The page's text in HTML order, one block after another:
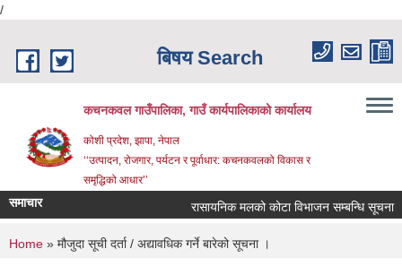
/
बिषय Search
कचनकवल गाउँपालिका, गाउँ कार्यपालिकाको कार्यालय
कोशी प्रदेश, झापा, नेपाल
‘‘उत्पादन, रोजगार, पर्यटन र पूर्वाधार: कचनकवलको विकास र
समृद्धिको आधार’’
समाचार रासायनिक मलको कोटा विभाजन सम्बन्धि सूचना ।
You are here
Home » मौजुदा सूची दर्ता / अद्यावधिक गर्ने बारेको सूचना ।